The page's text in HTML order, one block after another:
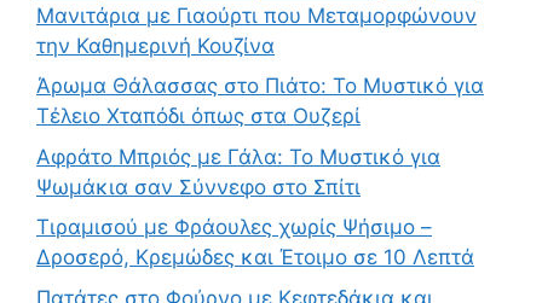
Μανιτάρια με Γιαούρτι που Μεταμορφώνουν
την Καθημερινή Κουζίνα
Άρωμα Θάλασσας στο Πιάτο: Το Μυστικό για
Τέλειο Χταπόδι όπως στα Ουζερί
Αφράτο Μπριός με Γάλα: Το Μυστικό για
Ψωμάκια σαν Σύννεφο στο Σπίτι
Τιραμισού με Φράουλες χωρίς Ψήσιμο –
Δροσερό, Κρεμώδες και Έτοιμο σε 10 Λεπτά
Πατάτες στο Φούρνο με Κεφτεδάκια και